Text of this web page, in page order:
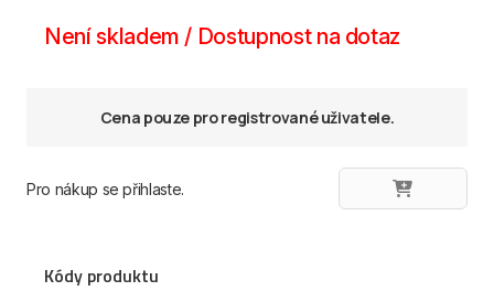
Není skladem / Dostupnost na dotaz
Cena pouze pro registrované uživatele.
Pro nákup se přihlaste.
Kódy produktu